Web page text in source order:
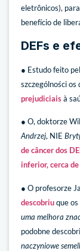
eletrônicos),
benefício de
DEFs e
● Estudo feito
szczególności os
prejudiciaisà
● O, doktorze
Andrzej, NIE
de câncer dos
inferior, cerca
● O profesorze
descobriuque
uma melhora
podobne
naczyniowe